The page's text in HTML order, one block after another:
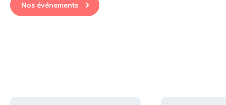
Nos événements